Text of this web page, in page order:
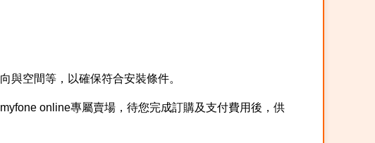
與空間等，以確保符合安裝條件。
online專屬賣場，待您完成訂購及支付費用後，供